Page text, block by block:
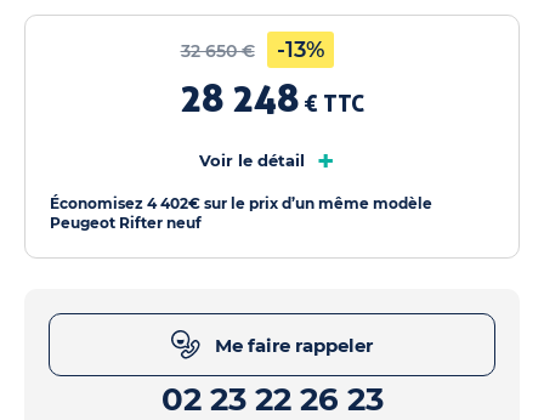
32 650 € -13%
28 248 € TTC
Voir le détail +
Économisez 4 402€ sur le prix d’un même modèle
Peugeot Rifter neuf
Me faire rappeler
02 23 22 26 23